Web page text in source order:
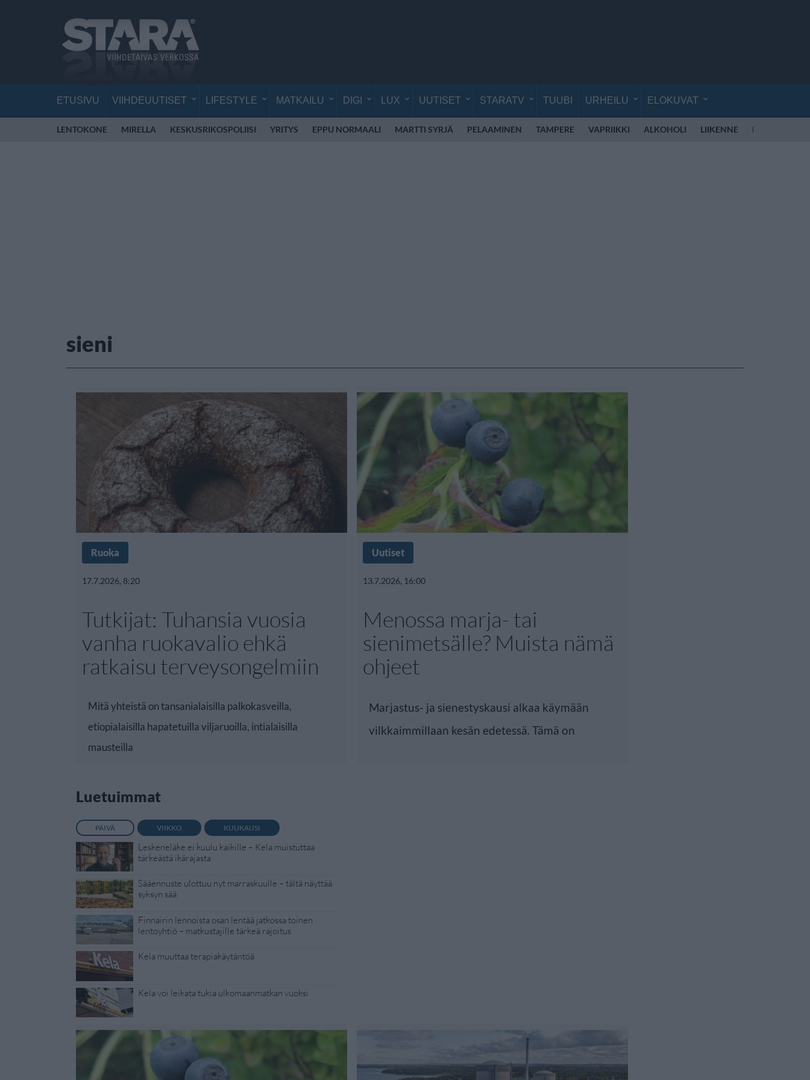
ETUSIVU VIIHDEUUTISET LIFESTYLE MATKAILU DIGI LUX UUTISET STARATV TUUBI URHEILU ELOKUVAT
LENTOKONE MIRELLA KESKUSRIKOSPOLIISI YRITYS EPPU NORMAALI MARTTI SYRJÄ PELAAMINEN TAMPERE VAPRIIKKI ALKOHOLI LIIKENNE POLIISI SUOMI
sieni
Ruoka
17.7.2026, 8:20
Tutkijat: Tuhansia vuosia
vanha ruokavalio ehkä
ratkaisu terveysongelmiin
Mitä yhteistä on tansanialaisilla palkokasveilla,
etiopialaisilla hapatetuilla viljaruoilla, intialaisilla
mausteilla
Uutiset
13.7.2026, 16:00
Menossa marja- tai
sienimetsälle? Muista nämä
ohjeet
Marjastus- ja sienestyskausi alkaa käymään
vilkkaimmillaan kesän edetessä. Tämä on
Luetuimmat
PÄIVÄ VIIKKO KUUKAUSI
Leskeneläke ei kuulu kaikille – Kela muistuttaa
tärkeästä ikärajasta
Sääennuste ulottuu nyt marraskuulle – tältä näyttää
syksyn sää
Finnairin lennoista osan lentää jatkossa toinen
lentoyhtiö – matkustajille tärkeä rajoitus
Kela muuttaa terapiakäytäntöä
Kela voi leikata tukia ulkomaanmatkan vuoksi